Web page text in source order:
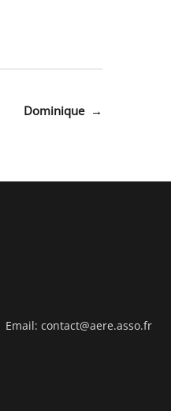
Dominique →
Email: contact@aere.asso.fr